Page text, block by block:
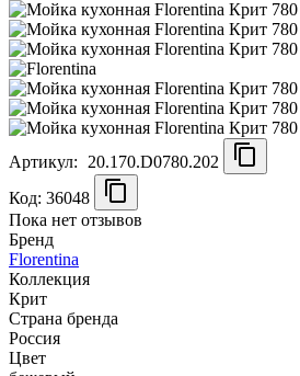
Артикул:
20.170.D0780.202
Код: 36048
Пока нет отзывов
Бренд
Florentina
Коллекция
Крит
Страна бренда
Россия
Цвет